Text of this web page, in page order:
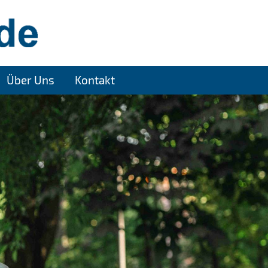
Über Uns Kontakt